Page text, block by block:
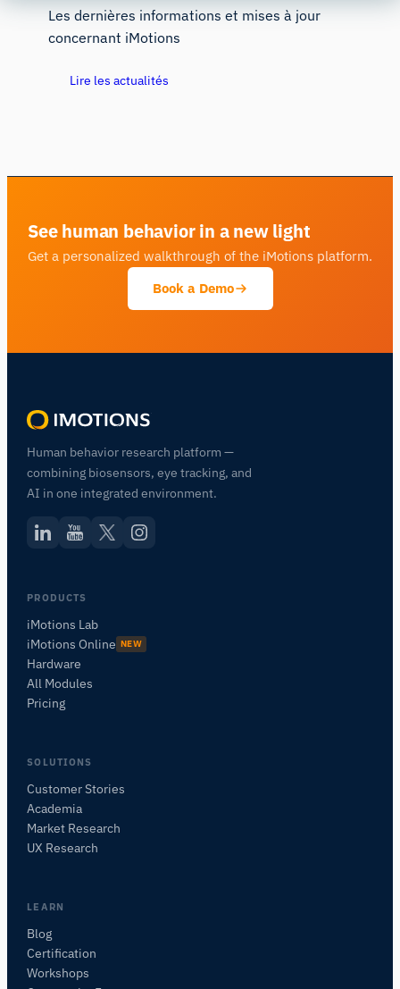
Les dernières informations et mises à jour
concernant iMotions
Lire les actualités
See human behavior in a new light
Get a personalized walkthrough of the iMotions platform.
Book a Demo
Human behavior research platform —
combining biosensors, eye tracking, and
AI in one integrated environment.
PRODUCTS
iMotions Lab
iMotions Online NEW
Hardware
All Modules
Pricing
SOLUTIONS
Customer Stories
Academia
Market Research
UX Research
LEARN
Blog
Certification
Workshops
les ressources, ou décrivez ce que vous